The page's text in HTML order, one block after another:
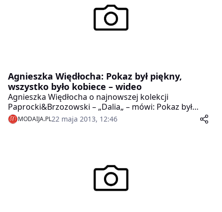
Agnieszka Więdłocha: Pokaz był piękny,
wszystko było kobiece – wideo
Agnieszka Więdłocha o najnowszej kolekcji
Paprocki&Brzozowski – „Dalia„ – mówi: Pokaz był
piękny, wszystko było kobiece!
MODAIJA.PL22 maja 2013, 12:46